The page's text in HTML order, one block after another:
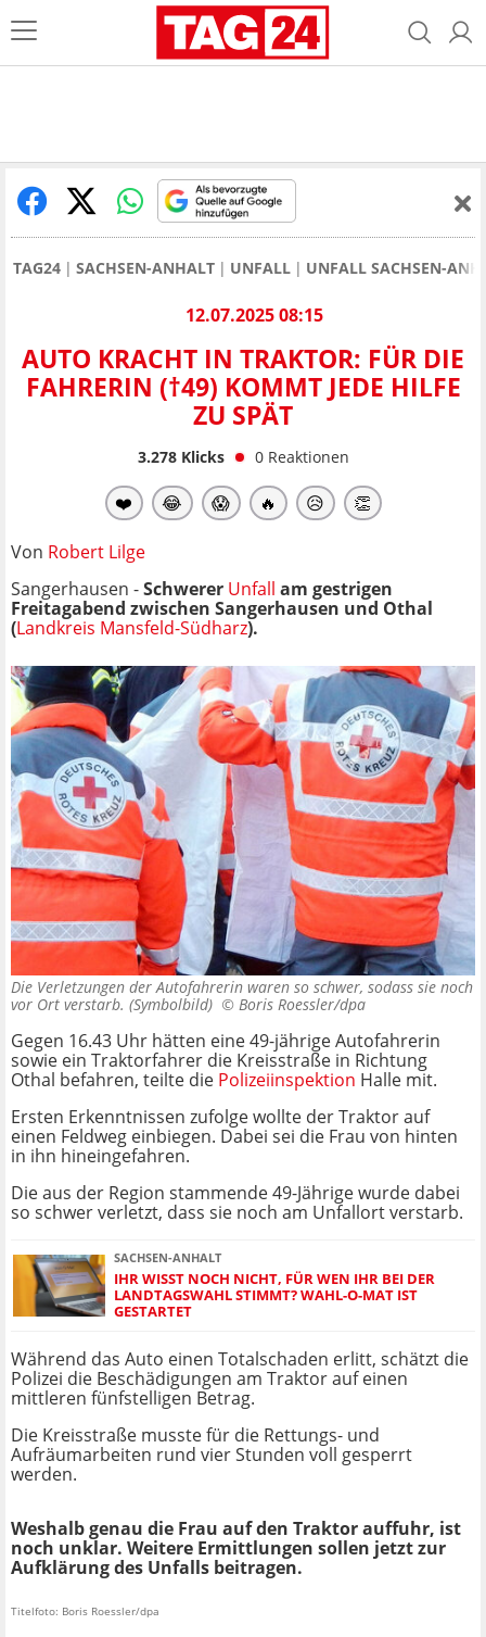
TAG24 SACHSEN-ANHALT UNFALL UNFALL SACHSEN-
12.07.2025 08:15
AUTO KRACHT IN TRAKTOR: FÜR DIE
FAHRERIN (†49) KOMMT JEDE HILFE
ZU SPÄT
3.278Klicks 0 Reaktionen
❤️ 😂 😱 🔥 😥 👏
Von Robert Lilge
Sangerhausen -Schwerer Unfall am gestrigen
Freitagabend zwischen Sangerhausen und Othal
(Landkreis Mansfeld-Südharz).
Die Verletzungen der Autofahrerin waren so schwer, sodass sie noch
vor Ort verstarb. (Symbolbild) © Boris Roessler/dpa
Gegen 16.43 Uhr hätten eine 49-jährige Autofahrerin
sowie ein Traktorfahrer die Kreisstraße in Richtung
Othal befahren, teilte die Polizeiinspektion Halle mit.
Ersten Erkenntnissen zufolge wollte der Traktor auf
einen Feldweg einbiegen. Dabei sei die Frau von hinten
in ihn hineingefahren.
Die aus der Region stammende 49-Jährige wurde dabei
so schwer verletzt, dass sie noch am Unfallort verstarb.
SACHSEN-ANHALT
IHR WISST NOCH NICHT, FÜR WEN IHR BEI DER
LANDTAGSWAHL STIMMT? WAHL-O-MAT IST
GESTARTET
Während das Auto einen Totalschaden erlitt, schätzt die
Polizei die Beschädigungen am Traktor auf einen
mittleren fünfstelligen Betrag.
Die Kreisstraße musste für die Rettungs- und
Aufräumarbeiten rund vier Stunden voll gesperrt
werden.
Weshalb genau die Frau auf den Traktor auffuhr, ist
noch unklar. Weitere Ermittlungen sollen jetzt zur
Aufklärung des Unfalls beitragen.
Titelfoto: Boris Roessler/dpa